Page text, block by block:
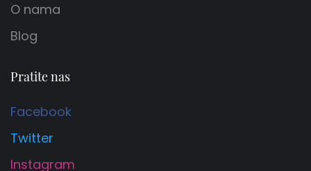
O nama
Blog
Pratite nas
Facebook
Twitter
Instagram